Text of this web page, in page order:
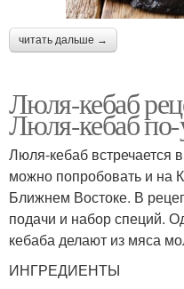
читать дальше →
Люля-кебаб
Люля-кебаб по-
Люля-кебаб встречается
можно попробовать и на
Ближнем Востоке. В
подачи и набор специй.
кебаба делают из мяса
ИНГРЕДИЕНТЫ